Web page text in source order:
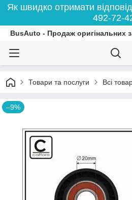
Як швидко отримати
492-72-
BusAuto - Продаж оригінальних
Товари та послуги Всі
–9%